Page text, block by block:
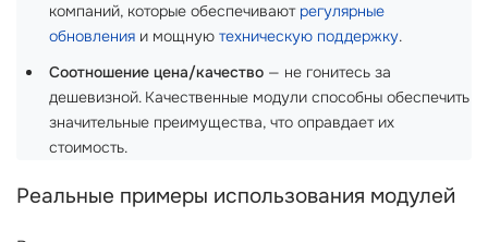
компаний, которые обеспечивают регулярные
обновления и мощную техническую поддержку.
Соотношение цена/качество — не гонитесь за
дешевизной. Качественные модули способны обеспечить
значительные преимущества, что оправдает их
стоимость.
Реальные примеры использования модулей